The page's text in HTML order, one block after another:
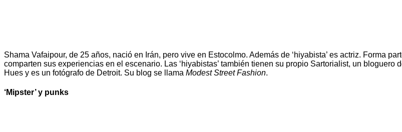
Shama Vafaipour, de 25 años, nació en Irán, pero vive en Estocolmo. Además de ‘hiyabista’ es actriz. Forma
comparten sus experiencias en el escenario. Las ‘hiyabistas’ también tienen su propio Sartorialist, un
Hues y es un fotógrafo de Detroit. Su blog se llama Modest Street Fashion.
‘Mipster’ y punks